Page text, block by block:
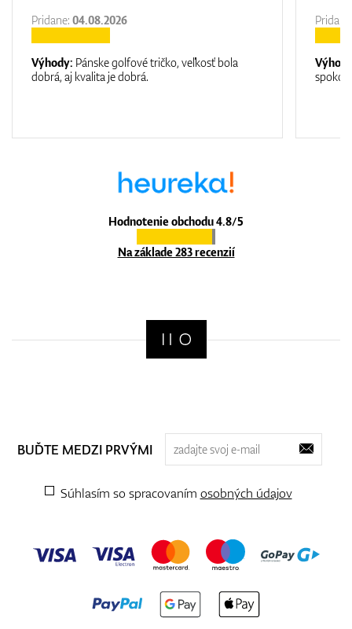
Hodnotenie obchodu 4.8/5
Na základe 283 recenzií
Pridane: 04.08.2026
Výhody: Pánske golfové tričko, veľkosť bola
dobrá, aj kvalita je dobrá.
BUĎTE MEDZI PRVÝMI
Súhlasím so spracovaním osobných údajov